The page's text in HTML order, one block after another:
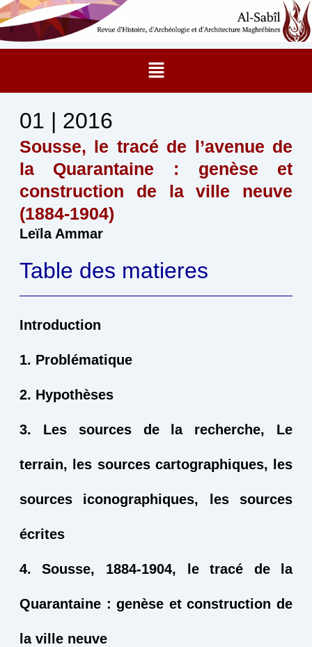
Aller
au
contenu
Menu
01 | 2016
Sousse, le tracé de l’avenue de
la Quarantaine : genèse et
construction de la ville neuve
(1884-1904)
Leïla Ammar
Table des matieres
Introduction
1. Problématique
2. Hypothèses
3. Les sources de la recherche, Le
terrain, les sources cartographiques, les
sources iconographiques, les sources
écrites
4. Sousse, 1884-1904, le tracé de la
Quarantaine : genèse et construction de
la ville neuve